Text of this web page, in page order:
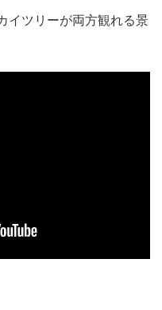
イツリーが両方観れる景